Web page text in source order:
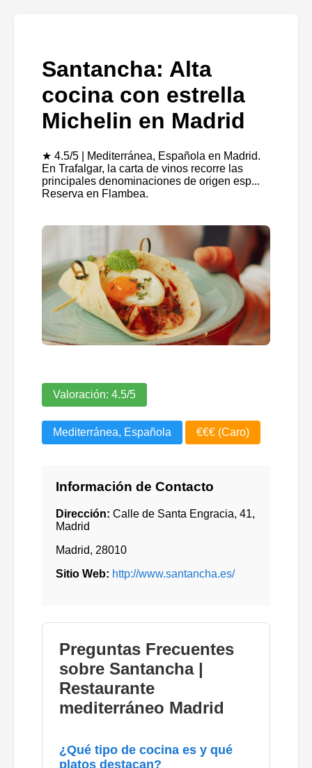
Santancha: Alta
cocina con estrella
Michelin en Madrid
★ 4.5/5 | Mediterránea, Española en Madrid.
En Trafalgar, la carta de vinos recorre las
principales denominaciones de origen esp...
Reserva en Flambea.
Valoración: 4.5/5
Mediterránea, Española €€€ (Caro)
Información de Contacto
Dirección: Calle de Santa Engracia, 41,
Madrid
Madrid, 28010
Sitio Web: http://www.santancha.es/
Preguntas Frecuentes
sobre Santancha |
Restaurante
mediterráneo Madrid
¿Qué tipo de cocina es y qué
platos destacan?